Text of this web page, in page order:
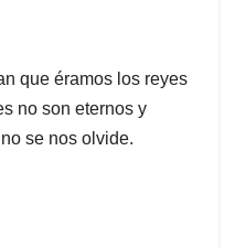
que éramos los reyes
no son eternos y
se nos olvide.